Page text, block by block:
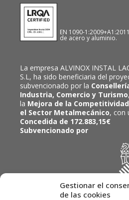
Gestionar el
de las cookies
EN 1090-
de acero y aluminio.
La empresa ALVINOX INSTAL
S.L, ha sido beneficiaria del
subvencionado por la
Industria, Comercio y Turismo
la Mejora de la
el Sector Metalmecánico, con
Concedida de 172.883,15€
Subvencionado por